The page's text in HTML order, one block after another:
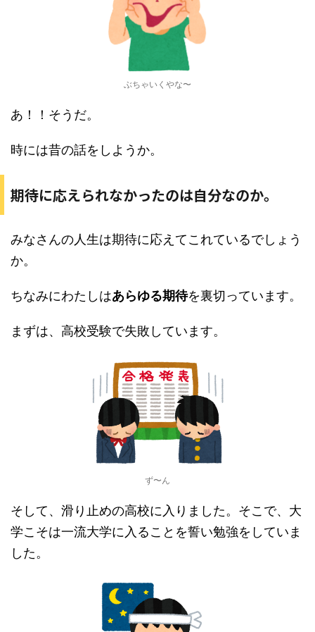
ぶちゃいくやな〜
あ！！そうだ。
時には昔の話をしようか。
期待に応えられなかったのは自分なのか。
みなさんの人生は期待に応えてこれているでしょう
か。
ちなみにわたしはあらゆる期待を裏切っています。
まずは、高校受験で失敗しています。
ず〜ん
そして、滑り止めの高校に入りました。そこで、大
学こそは一流大学に入ることを誓い勉強をしていま
した。